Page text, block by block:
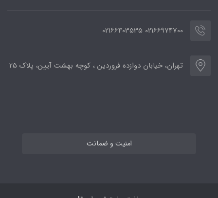
02166974700 02166403535
تهران، خیابان دوازده فروردین ، کوچه بهشت آیین، پلاک 25
امنیت و ضمانت